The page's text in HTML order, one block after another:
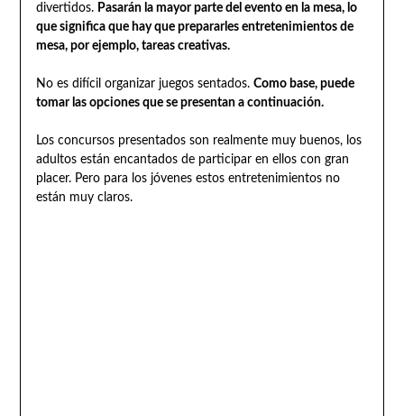
divertidos. Pasarán la mayor parte del evento en la mesa, lo
que significa que hay que prepararles entretenimientos de
mesa, por ejemplo, tareas creativas.
No es difícil organizar juegos sentados. Como base, puede
tomar las opciones que se presentan a continuación.
Los concursos presentados son realmente muy buenos, los
adultos están encantados de participar en ellos con gran
placer. Pero para los jóvenes estos entretenimientos no
están muy claros.